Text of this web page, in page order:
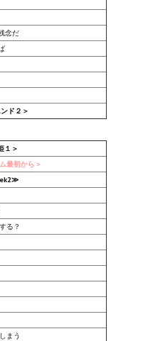
念だ
ド２＞
１＞
最初から＞
る？
まう